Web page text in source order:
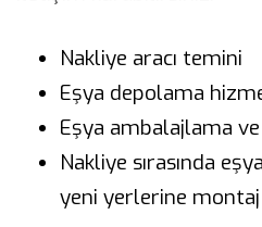
Nakliye aracı temini
Eşya depolama
Eşya ambalajlama
Nakliye sırasında
yeni yerlerine